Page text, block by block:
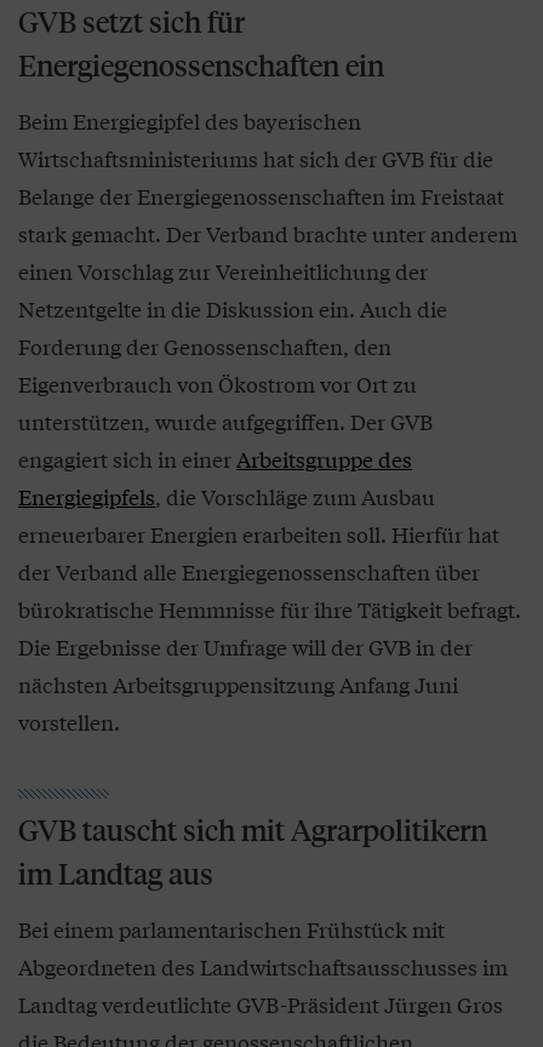
GVB setzt sich für
Energiegenossenschaften ein
Beim Energiegipfel des bayerischen
Wirtschaftsministeriums hat sich der GVB für die
Belange der Energiegenossenschaften im Freistaat
stark gemacht. Der Verband brachte unter anderem
einen Vorschlag zur Vereinheitlichung der
Netzentgelte in die Diskussion ein. Auch die
Forderung der Genossenschaften, den
Eigenverbrauch von Ökostrom vor Ort zu
unterstützen, wurde aufgegriffen. Der GVB
engagiert sich in einer Arbeitsgruppe des
Energiegipfels, die Vorschläge zum Ausbau
erneuerbarer Energien erarbeiten soll. Hierfür hat
der Verband alle Energiegenossenschaften über
bürokratische Hemmnisse für ihre Tätigkeit befragt.
Die Ergebnisse der Umfrage will der GVB in der
nächsten Arbeitsgruppensitzung Anfang Juni
vorstellen.
GVB tauscht sich mit Agrarpolitikern
im Landtag aus
Bei einem parlamentarischen Frühstück mit
Abgeordneten des Landwirtschaftsausschusses im
Landtag verdeutlichte GVB-Präsident Jürgen Gros